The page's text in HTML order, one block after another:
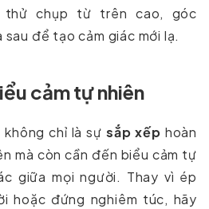
chụp từ trên cao, góc
để tạo cảm giác mới lạ.
cảm tự nhiên
chỉ là sự sắp xếp hoàn
mà còn cần đến biểu cảm tự
giữa mọi người. Thay vì ép
hoặc đứng nghiêm túc, hãy